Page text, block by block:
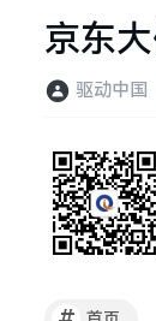
京东
驱动中国